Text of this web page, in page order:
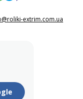
extrim.com.ua